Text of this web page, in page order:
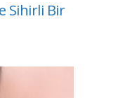
Sihirli Bir